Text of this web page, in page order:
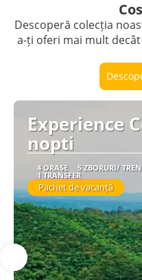
Descoperă colecția
a-ți oferi mai mult
Experience
nopti
4 ORAȘE 5 ZBORURI/
1 TRANSFER
Pachet de vacanță